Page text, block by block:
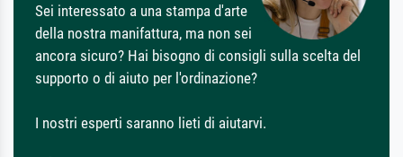
Sei interessato a una stampa d'arte
della nostra manifattura, ma non sei
ancora sicuro? Hai bisogno di consigli sulla scelta del
supporto o di aiuto per l'ordinazione?
I nostri esperti saranno lieti di aiutarvi.